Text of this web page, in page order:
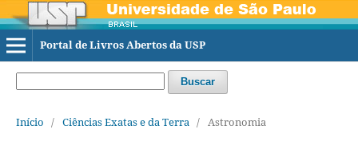
Portal de Livros Abertos da USP
Buscar
Início / Ciências Exatas e da Terra / Astronomia